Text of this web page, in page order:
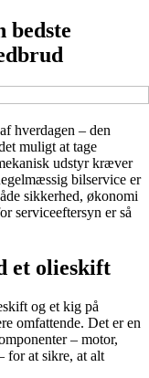
bedste
hverdagen – den
muligt at tage
udstyr kræver
bilservice er
sikkerhed, økonomi
serviceeftersyn er så
et olieskift
og et kig på
omfattende. Det er en
– motor,
for at sikre, at alt